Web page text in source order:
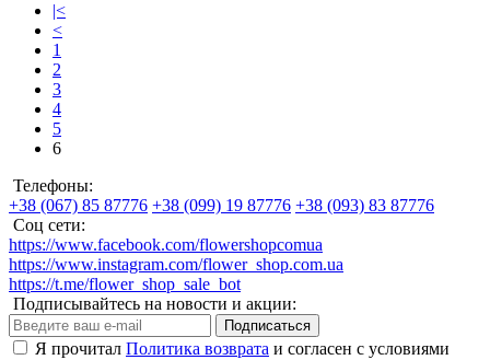
|<
<
1
2
3
4
5
6
Телефоны:
+38 (067) 85 87776 +38 (099) 19 87776 +38 (093) 83 87776
Соц сети:
https://www.facebook.com/flowershopcomua
https://www.instagram.com/flower_shop.com.ua
https://t.me/flower_shop_sale_bot
Подписывайтесь на новости и акции:
Подписаться
Я прочитал Политика возврата и согласен с условиями